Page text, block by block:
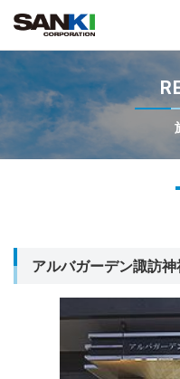
アルバガーデン諏訪